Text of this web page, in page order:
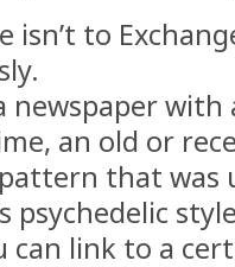
isn’t to
newspaper
an old or
that was
psychedelic
link to a